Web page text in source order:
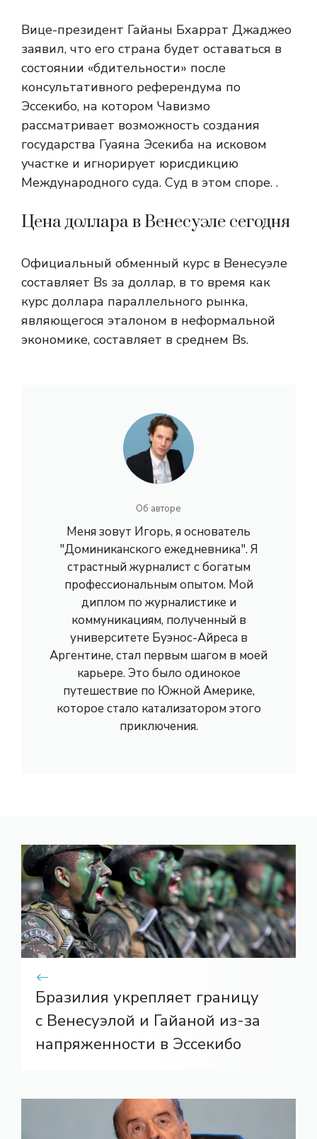
Вице-президент Гайаны Бхаррат Джаджео
заявил, что его страна будет оставаться в
состоянии «бдительности» после
консультативного референдума по
Эссекибо, на котором Чавизмо
рассматривает возможность создания
государства Гуаяна Эсекиба на исковом
участке и игнорирует юрисдикцию
Международного суда. Суд в этом споре. .
Цена доллара в Венесуэле сегодня
Официальный обменный курс в Венесуэле
составляет Bs за доллар, в то время как
курс доллара параллельного рынка,
являющегося эталоном в неформальной
экономике, составляет в среднем Bs.
Об авторе
Меня зовут Игорь, я основатель
"Доминиканского ежедневника". Я
страстный журналист с богатым
профессиональным опытом. Мой
диплом по журналистике и
коммуникациям, полученный в
университете Буэнос-Айреса в
Аргентине, стал первым шагом в моей
карьере. Это было одинокое
путешествие по Южной Америке,
которое стало катализатором этого
приключения.
Бразилия укрепляет границу
с Венесуэлой и Гайаной из-за
напряженности в Эссекибо